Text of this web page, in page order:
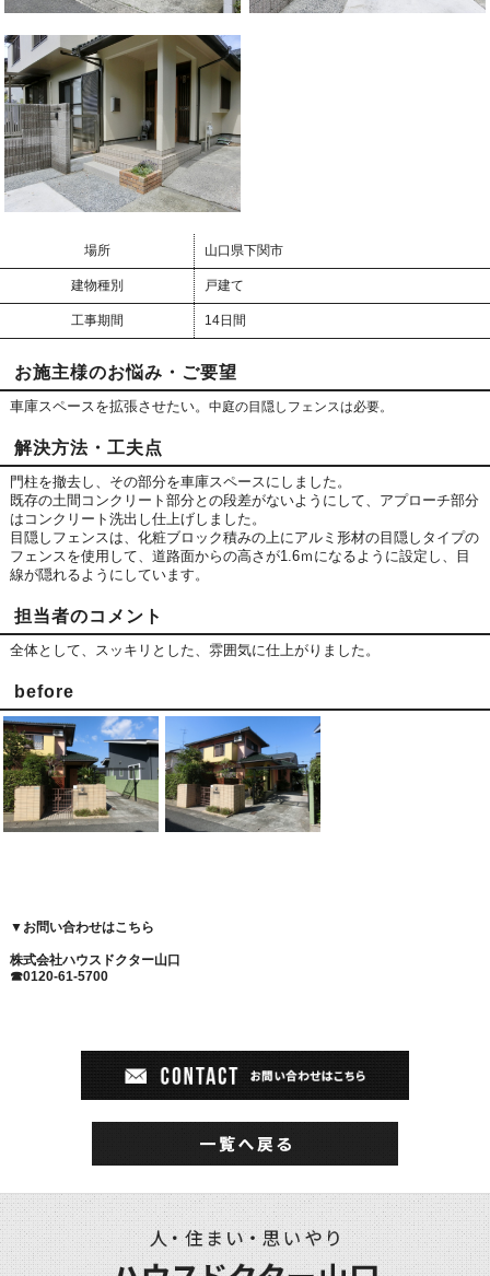
場所 山口県下関市
建物種別 戸建て
工事期間 14日間
お施主様のお悩み・ご要望
車庫スペースを拡張させたい。 中庭の目隠しフェンスは必要。
解決方法・工夫点
門柱を撤去し、その部分を車庫スペースにしました。
既存の土間コンクリート部分との段差がないようにして、アプローチ部分
はコンクリート洗出し仕上げしました。
目隠しフェンスは、化粧ブロック積みの上にアルミ形材の目隠しタイプの
フェンスを使用して、道路面からの高さが1.6ｍになるように設定し、目
線が隠れるようにしています。
担当者のコメント
全体として、スッキリとした、雰囲気に仕上がりました。
before
▼ お問い合わせはこちら
株式会社ハウスドクター山口
☎0120-61-5700